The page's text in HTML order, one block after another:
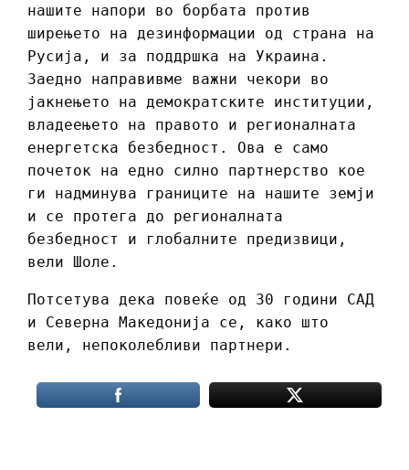
нашите напори во борбата против
ширењето на дезинформации од страна на
Русија, и за поддршка на Украина.
Заедно направивме важни чекори во
јакнењето на демократските институции,
владеењето на правото и регионалната
енергетска безбедност. Ова е само
почеток на едно силно партнерство кое
ги надминува границите на нашите земји
и се протега до регионалната
безбедност и глобалните предизвици,
вели Шоле.
Потсетува дека повеќе од 30 години САД
и Северна Македонија се, како што
вели, непоколебливи партнери.